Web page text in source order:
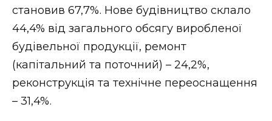
становив 67,7%. Нове будівництво склало
44,4% від загального обсягу виробленої
будівельної продукції, ремонт
(капітальний та поточний) – 24,2%,
реконструкція та технічне переоснащення
– 31,4%.